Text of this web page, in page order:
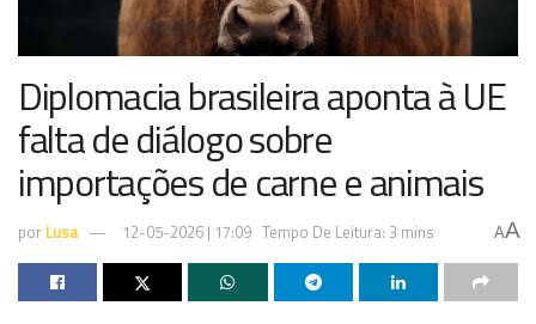
Diplomacia brasileira aponta à UE
falta de diálogo sobre
importações de carne e animais
por Lusa 12-05-2026 | 17:09 Tempo De Leitura: 3 mins AA